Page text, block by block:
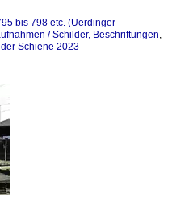
bis 798 etc. (Uerdinger
/ Schilder, Beschriftungen
Schiene 2023